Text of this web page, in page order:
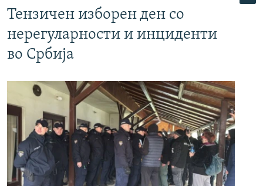
Тензичен изборен ден со
нерегуларности и инциденти
во Србија